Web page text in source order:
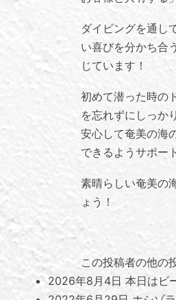
ダイビングを通し
い喜びを分かち合
じています！
初めて潜った時の
を忘れずにしっか
安心して奄美の海
できるようサポー
素晴らしい奄美の
ょう！
この投稿者の他の
2026年8月4日 本日はビ